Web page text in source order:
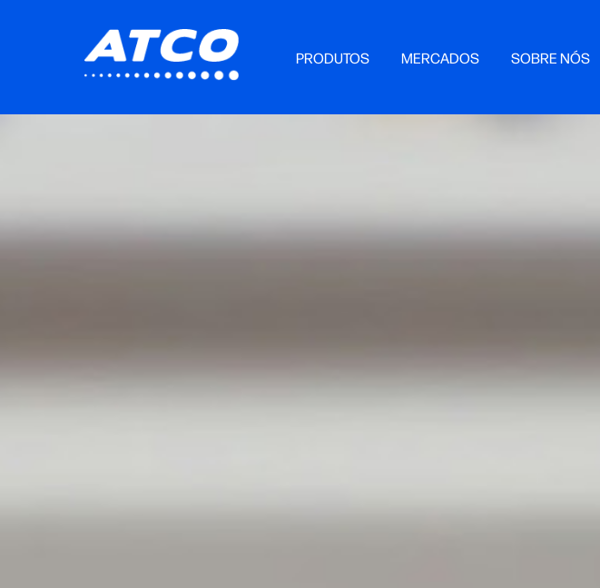
PRODUTOS MERCADOS SOBRE NÓS